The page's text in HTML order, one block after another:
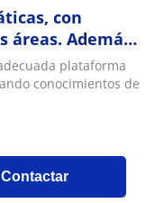
con
áreas. Además,
, Álgebra y
Gran
niños son el
plataforma
conocimientos de
Contactar